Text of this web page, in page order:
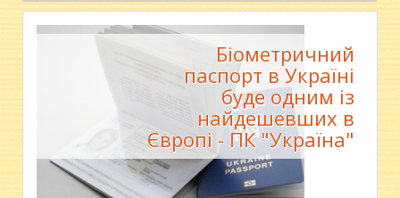
Біометричний
паспорт в Україні
буде одним із
найдешевших в
Європі - ПК "Україна"